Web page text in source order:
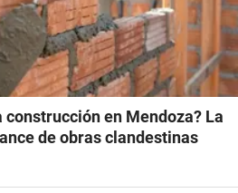
construcción en Mendoza? La
de obras clandestinas